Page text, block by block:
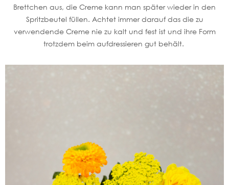
Brettchen aus, die Creme kann man später wieder in den
Spritzbeutel füllen. Achtet immer darauf das die zu
verwendende Creme nie zu kalt und fest ist und ihre Form
trotzdem beim aufdressieren gut behält.